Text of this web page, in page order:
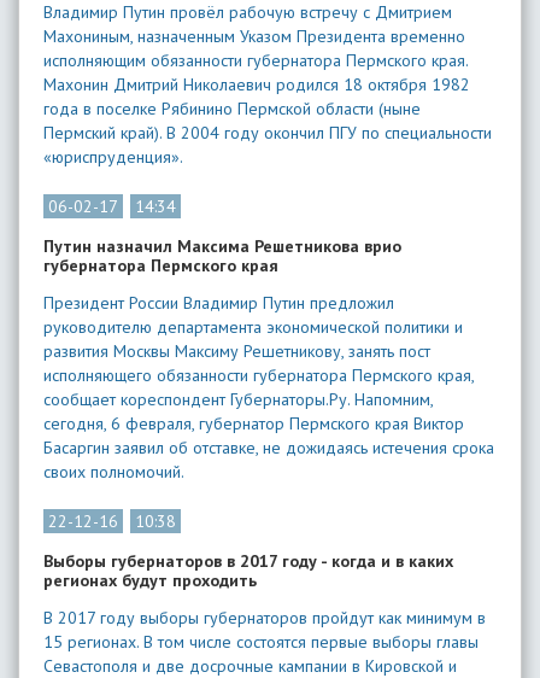
Владимир Путин провёл рабочую встречу с Дмитрием
Махониным, назначенным Указом Президента временно
исполняющим обязанности губернатора Пермского края.
Махонин Дмитрий Николаевич родился 18 октября 1982
года в поселке Рябинино Пермской области (ныне
Пермский край). В 2004 году окончил ПГУ по специальности
«юриспруденция».
06-02-17
14:34
Путин назначил Максима Решетникова врио
губернатора Пермского края
Президент России Владимир Путин предложил
руководителю департамента экономической политики и
развития Москвы Максиму Решетникову, занять пост
исполняющего обязанности губернатора Пермского края,
сообщает кореспондент Губернаторы.Ру. Напомним,
сегодня, 6 февраля, губернатор Пермского края Виктор
Басаргин заявил об отставке, не дожидаясь истечения срока
своих полномочий.
22-12-16
10:38
Выборы губернаторов в 2017 году - когда и в каких
регионах будут проходить
В 2017 году выборы губернаторов пройдут как минимум в
15 регионах. В том числе состоятся первые выборы главы
Севастополя и две досрочные кампании в Кировской и